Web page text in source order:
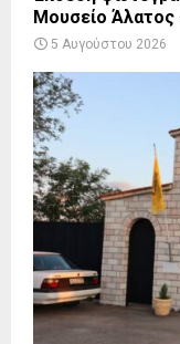
Μουσείο Άλατος
5 Αυγούστου 2026